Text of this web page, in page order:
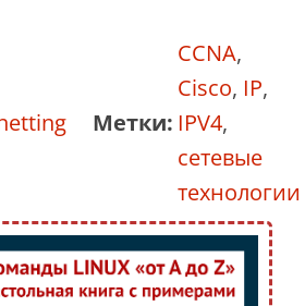
Метки:
CCNA,
Cisco, IP,
IPV4,
сетевые
технологии